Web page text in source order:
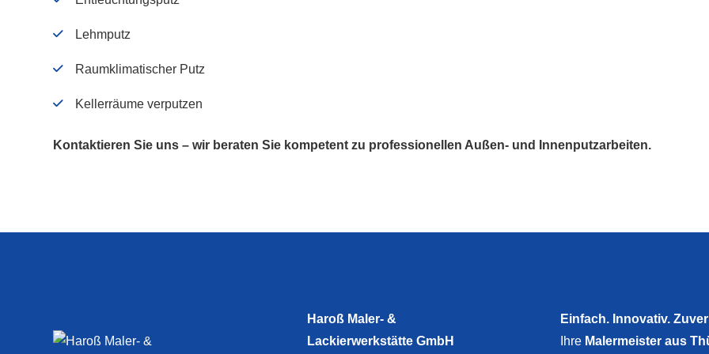
Lehmputz
Raumklimatischer Putz
Kellerräume verputzen
Kontaktieren Sie uns – wir beraten Sie kompetent zu professionellen Außen- und Innenputzarbeiten.
Haroß Maler- &
Lackierwerkstätte GmbH
Einfach. Innovativ.
Ihre Malermeister aus